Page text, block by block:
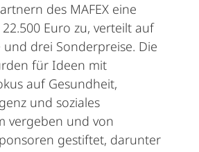
des MAFEX eine
Euro zu, verteilt auf
drei Sonderpreise. Die
für Ideen mit
auf Gesundheit,
und soziales
vergeben und von
gestiftet, darunter